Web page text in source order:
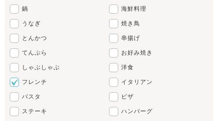
鍋 海鮮料理
うなぎ 焼き鳥
とんかつ 串揚げ
てんぷら お好み焼き
しゃぶしゃぶ 洋食
フレンチ イタリアン
パスタ ピザ
ステーキ ハンバーグ